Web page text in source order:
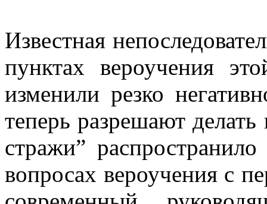
Известная
пунктах вероучения
изменили резко
теперь разрешают
стражи”
вопросах вероучения с